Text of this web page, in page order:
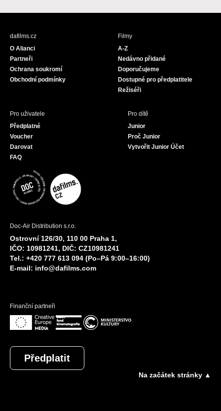
c
s
u
dafilms.cz
O Alianci
Partneři
Ochrana soukromí
Obchodní podmínky
Filmy
A-Z
Nedávno přidané
Doporučujeme
Dostupné pro předplatitele
Režiséři
Pro uživatele
Předplatné
Voucher
Darovat
FAQ
Pro dítě
Junior
Proč Junior
Vytvořit Junior Účet
Doc-Air Distribution s.r.o.
Ostrovní 126/30, 110 00 Praha 1,
IČO: 10981241, DIČ: CZ10981241
Tel.: +420 777 613 094 (Po–Pá 9:00–16:00)
E-mail: info@dafilms.com
Finanční partneři
Předplatit
Na začátek stránky ▲